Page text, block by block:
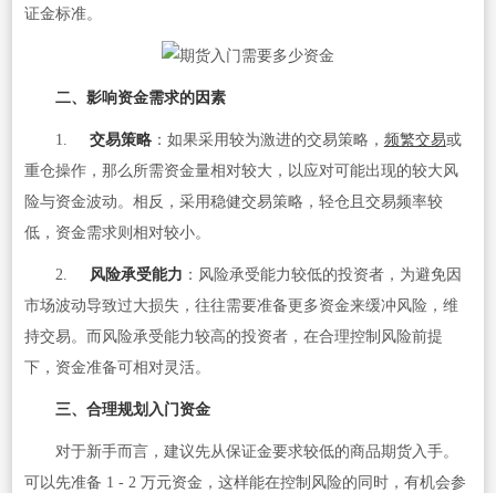
证金标准。
二、影响资金需求的因素
1. 交易策略：如果采用较为激进的交易策略， 频繁交易或
重仓操作，那么所需资金量相对较大，以应对可能出现的较大风
险与资金波动。相反，采用稳健交易策略，轻仓且交易频率较
低，资金需求则相对较小。
2. 风险承受能力 ：风险承受能力较低的投资者，为避免因
市场波动导致过大损失，往往需要准备更多资金来缓冲风险，维
持交易。而风险承受能力较高的投资者，在合理控制风险前提
下，资金准备可相对灵活。
三、合理规划入门资金
对于新手而言，建议先从保证金要求较低的商品期货入手。
可以先准备 1 - 2 万元资金，这样能在控制风险的同时，有机会参